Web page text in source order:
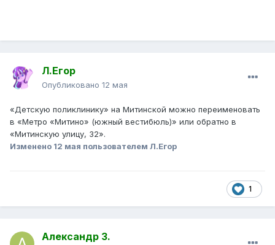
Л.Егор
Опубликовано 12 мая
«Детскую поликлинику» на Митинской можно переименовать
в «Метро «Митино» (южный вестибюль)» или обратно в
«Митинскую улицу, 32».
Изменено 12 мая пользователем Л.Егор
1
Александр З.